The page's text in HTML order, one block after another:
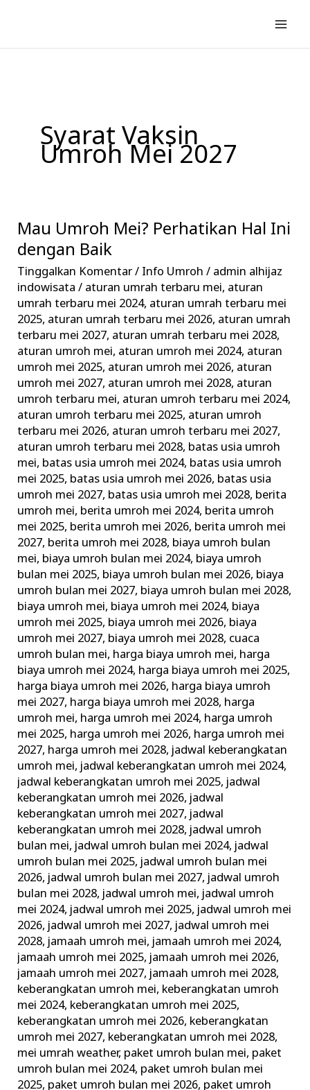
konten
Syarat Vaksin
Umroh Mei 2027
Mau Umroh Mei? Perhatikan Hal Ini
dengan Baik
Tinggalkan Komentar/ Info Umroh / admin alhijaz
indowisata/ aturan umrah terbaru mei, aturan
umrah terbaru mei 2024, aturan umrah terbaru mei
2025, aturan umrah terbaru mei 2026, aturan umrah
terbaru mei 2027, aturan umrah terbaru mei 2028,
aturan umroh mei, aturan umroh mei 2024, aturan
umroh mei 2025, aturan umroh mei 2026, aturan
umroh mei 2027, aturan umroh mei 2028, aturan
umroh terbaru mei, aturan umroh terbaru mei 2024,
aturan umroh terbaru mei 2025, aturan umroh
terbaru mei 2026, aturan umroh terbaru mei 2027,
aturan umroh terbaru mei 2028, batas usia umroh
mei, batas usia umroh mei 2024, batas usia umroh
mei 2025, batas usia umroh mei 2026, batas usia
umroh mei 2027, batas usia umroh mei 2028, berita
umroh mei, berita umroh mei 2024, berita umroh
mei 2025, berita umroh mei 2026, berita umroh mei
2027, berita umroh mei 2028, biaya umroh bulan
mei, biaya umroh bulan mei 2024, biaya umroh
bulan mei 2025, biaya umroh bulan mei 2026, biaya
umroh bulan mei 2027, biaya umroh bulan mei 2028,
biaya umroh mei, biaya umroh mei 2024, biaya
umroh mei 2025, biaya umroh mei 2026, biaya
umroh mei 2027, biaya umroh mei 2028, cuaca
umroh bulan mei, harga biaya umroh mei, harga
biaya umroh mei 2024, harga biaya umroh mei 2025,
harga biaya umroh mei 2026, harga biaya umroh
mei 2027, harga biaya umroh mei 2028, harga
umroh mei, harga umroh mei 2024, harga umroh
mei 2025, harga umroh mei 2026, harga umroh mei
2027, harga umroh mei 2028, jadwal keberangkatan
umroh mei, jadwal keberangkatan umroh mei 2024,
jadwal keberangkatan umroh mei 2025, jadwal
keberangkatan umroh mei 2026, jadwal
keberangkatan umroh mei 2027, jadwal
keberangkatan umroh mei 2028, jadwal umroh
bulan mei, jadwal umroh bulan mei 2024, jadwal
umroh bulan mei 2025, jadwal umroh bulan mei
2026, jadwal umroh bulan mei 2027, jadwal umroh
bulan mei 2028, jadwal umroh mei, jadwal umroh
mei 2024, jadwal umroh mei 2025, jadwal umroh mei
2026, jadwal umroh mei 2027, jadwal umroh mei
2028, jamaah umroh mei, jamaah umroh mei 2024,
jamaah umroh mei 2025, jamaah umroh mei 2026,
jamaah umroh mei 2027, jamaah umroh mei 2028,
keberangkatan umroh mei, keberangkatan umroh
mei 2024, keberangkatan umroh mei 2025,
keberangkatan umroh mei 2026, keberangkatan
umroh mei 2027, keberangkatan umroh mei 2028,
mei umrah weather, paket umroh bulan mei, paket
umroh bulan mei 2024, paket umroh bulan mei
2025, paket umroh bulan mei 2026, paket umroh
Mau
Umroh
Mei?
Perhatikan
Hal
Ini
dengan
Baik